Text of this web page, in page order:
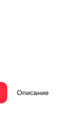
Описание